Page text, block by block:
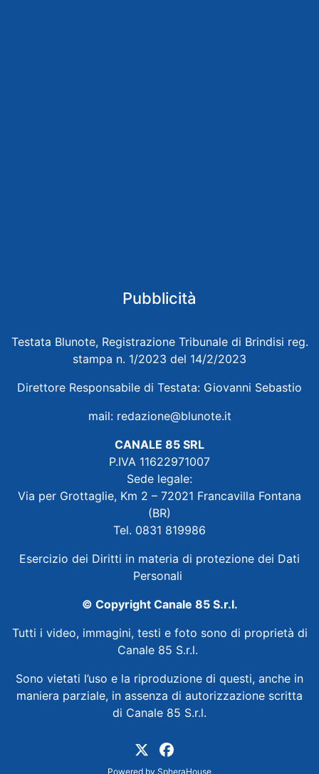
Pubblicità
Testata Blunote, Registrazione Tribunale di Brindisi reg.
stampa n. 1/2023 del 14/2/2023
Direttore Responsabile di Testata: Giovanni Sebastio
mail: redazione@blunote.it
CANALE 85 SRL
P.IVA 11622971007
Sede legale:
Via per Grottaglie, Km 2 – 72021 Francavilla Fontana
(BR)
Tel. 0831 819986
Esercizio dei Diritti in materia di protezione dei Dati
Personali
© Copyright Canale 85 S.r.l.
Tutti i video, immagini, testi e foto sono di proprietà di
Canale 85 S.r.l.
Sono vietati l’uso e la riproduzione di questi, anche in
maniera parziale, in assenza di autorizzazione scritta
di Canale 85 S.r.l.
Powered by SpheraHouse